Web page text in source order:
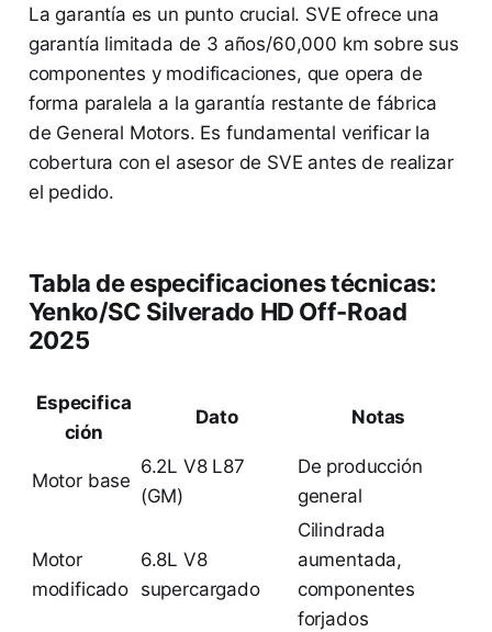
La garantía es un punto crucial. SVE ofrece una
garantía limitada de 3 años/60,000 km sobre sus
componentes y modificaciones, que opera de
forma paralela a la garantía restante de fábrica
de General Motors. Es fundamental verificar la
cobertura con el asesor de SVE antes de realizar
el pedido.
Tabla de especificaciones técnicas:
Yenko/SC Silverado HD Off-Road
2025
Especifica
ción
Dato Notas
Motor base
6.2L V8 L87
(GM)
De producción
general
Motor
modificado
6.8L V8
supercargado
Cilindrada
aumentada,
componentes
forjados